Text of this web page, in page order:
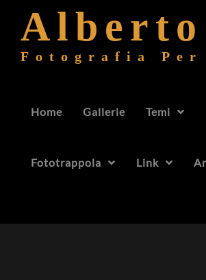
Fotografia Per
Home Gallerie Temi
Fototrappola Link